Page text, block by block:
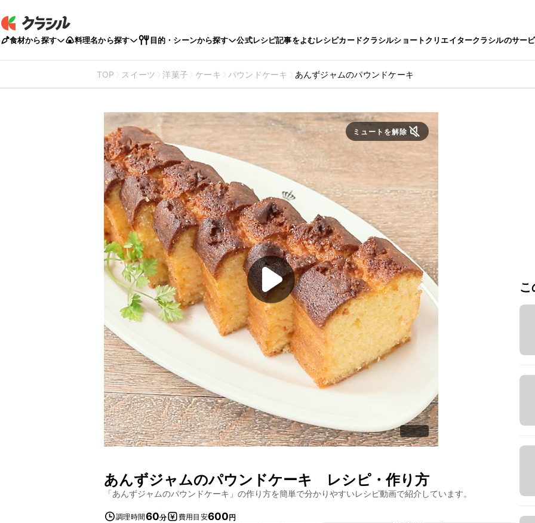
食材から探す 料理名から探す 目的・シーンから探す 公式レシピ記事をよむレシピカードクラシルショートクリエイタークラシルのサー
TOP スイーツ 洋菓子 ケーキ パウンドケーキ あんずジャムのパウンドケーキ
ミュートを解除
あんずジャムのパウンドケーキ レシピ・作り方
「あんずジャムのパウンドケーキ 」の作り方を簡単で分かりやすいレシピ動画で紹介しています。
調理時間60分 費用目安600円